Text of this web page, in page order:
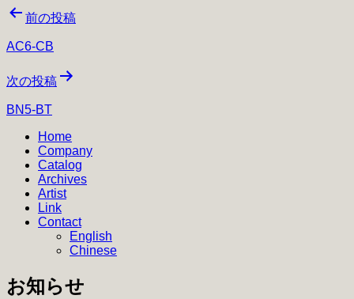
投
稿
ビ
ゲ
前の投稿
AC6-CB
次の投稿
BN5-BT
Home
Company
Catalog
Archives
Artist
Link
Contact
English
Chinese
お知らせ